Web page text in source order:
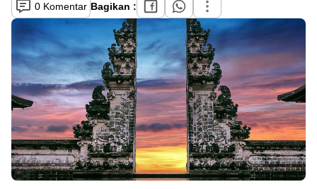
0 Komentar Bagikan :